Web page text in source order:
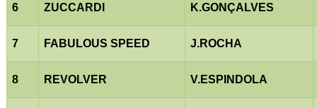
6 ZUCCARDI K.GONÇALVES
7 FABULOUS SPEED J.ROCHA
8 REVOLVER V.ESPINDOLA